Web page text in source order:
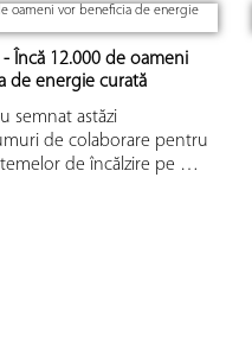
- Încă 12.000 de oameni
de energie curată
semnat astăzi
de colaborare pentru
de încălzire pe …